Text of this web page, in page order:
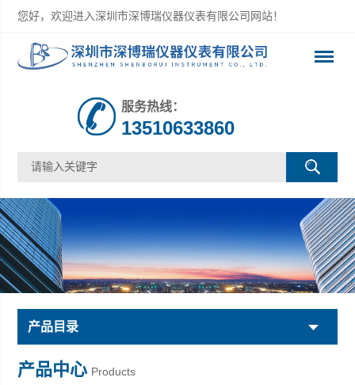
您好，欢迎进入深圳市深博瑞仪器仪表有限公司网站！
服务热线：
13510633860
产品目录
产品中心 Products